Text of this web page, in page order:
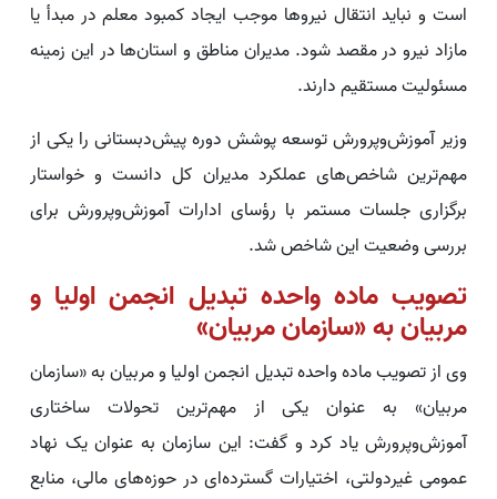
است و نباید انتقال نیروها موجب ایجاد کمبود معلم در مبدأ یا
مازاد نیرو در مقصد شود. مدیران مناطق و استان‌ها در این زمینه
مسئولیت مستقیم دارند.
وزیر آموزش‌وپرورش توسعه پوشش دوره پیش‌دبستانی را یکی از
مهم‌ترین شاخص‌های عملکرد مدیران کل دانست و خواستار
برگزاری جلسات مستمر با رؤسای ادارات آموزش‌وپرورش برای
بررسی وضعیت این شاخص شد.
تصویب ماده واحده تبدیل انجمن اولیا و
مربیان به «سازمان مربیان»
وی از تصویب ماده واحده تبدیل انجمن اولیا و مربیان به «سازمان
مربیان» به عنوان یکی از مهم‌ترین تحولات ساختاری
آموزش‌وپرورش یاد کرد و گفت: این سازمان به عنوان یک نهاد
عمومی غیردولتی، اختیارات گسترده‌ای در حوزه‌های مالی، منابع